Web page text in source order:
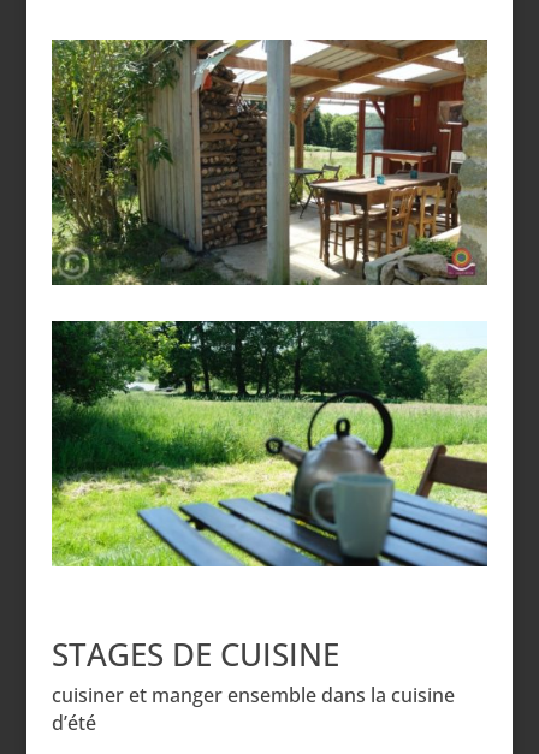
STAGES DE CUISINE
cuisiner et manger ensemble dans la cuisine
d’été